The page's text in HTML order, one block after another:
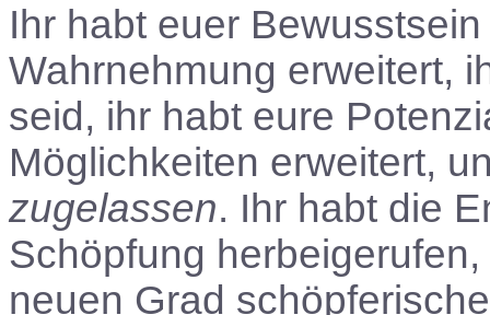
Ihr habt euer
Wahrnehmung erweitert,
seid, ihr habt eure
Möglichkeiten erweitert,
zugelassen. Ihr habt die
Schöpfung
neuen Grad